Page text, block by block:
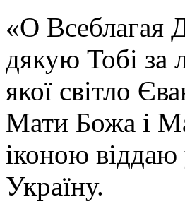
«О Всеблагая
дякую Тобі за
якої світло
Мати Божа і
іконою
Україну.